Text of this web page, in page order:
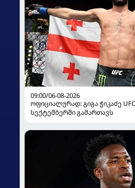
09:00/06-08-2026
ოფიციალურად: გიგა ჭიკაძე
სექტემბერში გამართავს